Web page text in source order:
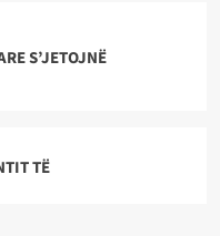
S’JETOJNË
TË